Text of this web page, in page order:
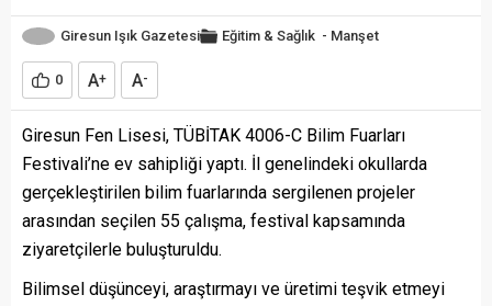
Giresun Işık Gazetesi Eğitim & Sağlık - Manşet
0 A+ A-
Giresun Fen Lisesi, TÜBİTAK 4006-C Bilim Fuarları
Festivali’ne ev sahipliği yaptı. İl genelindeki okullarda
gerçekleştirilen bilim fuarlarında sergilenen projeler
arasından seçilen 55 çalışma, festival kapsamında
ziyaretçilerle buluşturuldu.
Bilimsel düşünceyi, araştırmayı ve üretimi teşvik etmeyi